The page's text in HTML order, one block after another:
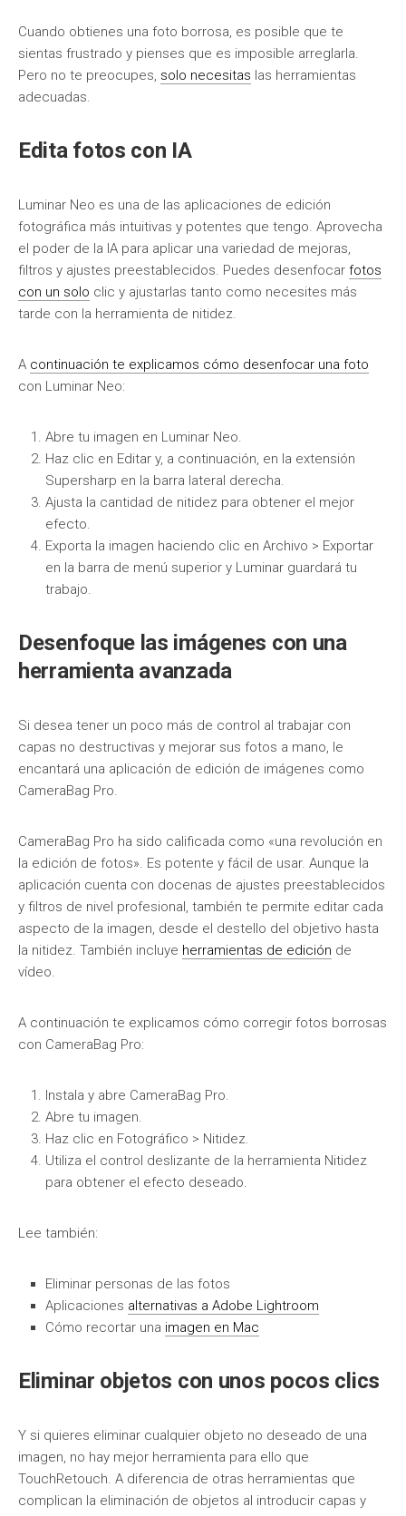
Cuando obtienes una foto borrosa, es posible que te
sientas frustrado y pienses que es imposible arreglarla.
Pero no te preocupes, solo necesitas las herramientas
adecuadas.
Edita fotos con IA
Luminar Neo es una de las aplicaciones de edición
fotográfica más intuitivas y potentes que tengo. Aprovecha
el poder de la IA para aplicar una variedad de mejoras,
filtros y ajustes preestablecidos. Puedes desenfocar fotos
con un solo clic y ajustarlas tanto como necesites más
tarde con la herramienta de nitidez.
A continuación te explicamos cómo desenfocar una foto
con Luminar Neo:
Abre tu imagen en Luminar Neo.
Haz clic en Editar y, a continuación, en la extensión
Supersharp en la barra lateral derecha.
Ajusta la cantidad de nitidez para obtener el mejor
efecto.
Exporta la imagen haciendo clic en Archivo > Exportar
en la barra de menú superior y Luminar guardará tu
trabajo.
Desenfoque las imágenes con una
herramienta avanzada
Si desea tener un poco más de control al trabajar con
capas no destructivas y mejorar sus fotos a mano, le
encantará una aplicación de edición de imágenes como
CameraBag Pro.
CameraBag Pro ha sido calificada como «una revolución en
la edición de fotos». Es potente y fácil de usar. Aunque la
aplicación cuenta con docenas de ajustes preestablecidos
y filtros de nivel profesional, también te permite editar cada
aspecto de la imagen, desde el destello del objetivo hasta
la nitidez. También incluye herramientas de edición de
vídeo.
A continuación te explicamos cómo corregir fotos borrosas
con CameraBag Pro:
Instala y abre CameraBag Pro.
Abre tu imagen.
Haz clic en Fotográfico > Nitidez.
Utiliza el control deslizante de la herramienta Nitidez
para obtener el efecto deseado.
Lee también:
Eliminar personas de las fotos
Aplicaciones alternativas a Adobe Lightroom
Cómo recortar una imagen en Mac
Eliminar objetos con unos pocos clics
Y si quieres eliminar cualquier objeto no deseado de una
imagen, no hay mejor herramienta para ello que
TouchRetouch. A diferencia de otras herramientas que
complican la eliminación de objetos al introducir capas y